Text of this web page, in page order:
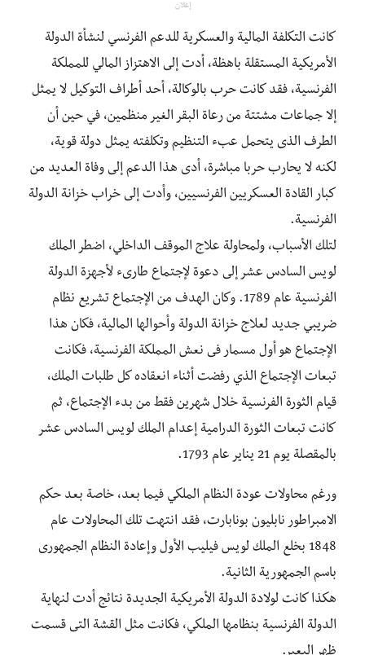
إعلان
كانت التكلفة المالية والعسكرية للدعم الفرنسي لنشأة الدولة
الأمريكية المستقلة باهظة، أدت إلى الاهتزاز المالي للمملكة
الفرنسية، فقد كانت حرب بالوكالة، أحد أطراف التوكيل لا يمثل
إلا جماعات مشتتة من رعاة البقر الغير منظمين، في حين أن
الطرف الذى يتحمل عبء التنظيم وتكلفته يمثل دولة قوية،
لكنه لا يحارب حربا مباشرة، أدى هذا الدعم إلى وفاة العديد من
كبار القادة العسكريين الفرنسيين، وأدت إلى خراب خزانة الدولة
الفرنسية.
لتلك الأسباب، ولمحاولة علاج الموقف الداخلي، اضطر الملك
لويس السادس عشر إلى دعوة لإجتماع طارىء لأجهزة الدولة
الفرنسية عام 1789. وكان الهدف من الإجتماع تشريع نظام
ضريبي جديد لعلاج خزانة الدولة وأحوالها المالية، فكان هذا
الإجتماع هو أول مسمار فى نعش المملكة الفرنسية، فكانت
تبعات الإجتماع الذي رفضت أثناء انعقاده كل طلبات الملك،
قيام الثورة الفرنسية خلال شهرين فقط من بدء الإجتماع، ثم
كانت تبعات الثورة الدرامية إعدام الملك لويس السادس عشر
بالمقصلة يوم 21 يناير عام 1793.
ورغم محاولات عودة النظام الملكي فيما بعد، خاصة بعد حكم
الامبراطور نابليون بونابارت، فقد انتهت تلك المحاولات عام
1848 بخلع الملك لويس فيليب الأول وإعادة النظام الجمهورى
باسم الجمهورية الثانية.
هكذا كانت لولادة الدولة الأمريكية الجديدة نتائج أدت لنهاية
الدولة الفرنسية بنظامها الملكي، فكانت مثل القشة التى قسمت